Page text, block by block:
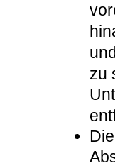
und
zu